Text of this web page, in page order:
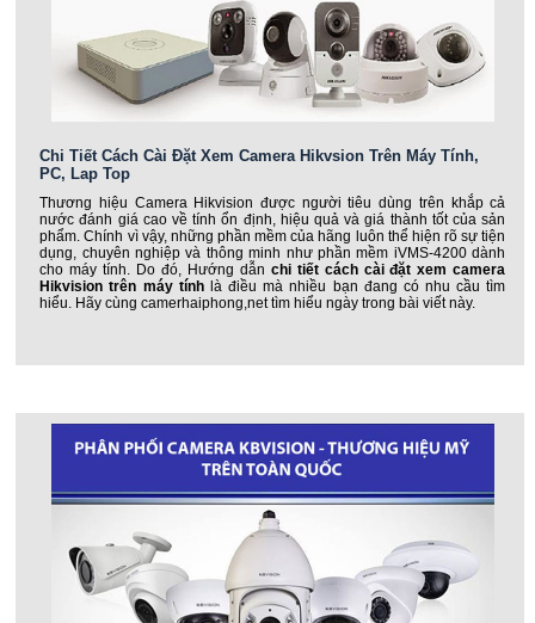
Chi Tiết Cách Cài Đặt Xem Camera Hikvsion Trên Máy Tính,
PC, Lap Top
Thương hiệu Camera Hikvision được người tiêu dùng trên khắp cả
nước đánh giá cao về tính ổn định, hiệu quả và giá thành tốt của sản
phẩm. Chính vì vậy, những phần mềm của hãng luôn thể hiện rõ sự tiện
dụng, chuyên nghiệp và thông minh như phần mềm iVMS-4200 dành
cho máy tính. Do đó, Hướng dẫn chi tiết cách cài đặt xem camera
Hikvision trên máy tínhlà điều mà nhiều bạn đang có nhu cầu tìm
hiểu. Hãy cùng camerhaiphong,net tìm hiểu ngày trong bài viết này.